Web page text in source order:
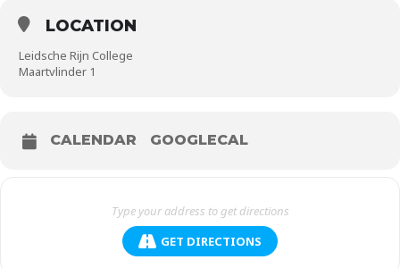
LOCATION
Leidsche Rijn College
Maartvlinder 1
CALENDAR GOOGLECAL
GET DIRECTIONS